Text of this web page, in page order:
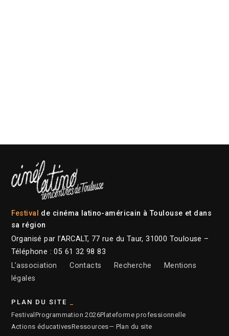
Festival de cinéma latino-américain à Toulouse et dans
sa région
Organisé par l’ARCALT, 77 rue du Taur, 31000 Toulouse –
Téléphone : 05 61 32 98 83
L’association
Contacts Recherche
Mentions
légales
PLAN DU SITE
Festival Programmation 2026Plateforme professionnelle
Actions éducativesRessources— Plan du site